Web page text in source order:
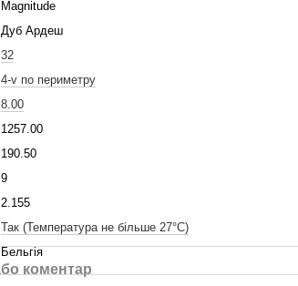
Magnitude
Дуб Ардеш
32
4-v по периметру
8.00
1257.00
190.50
9
2.155
Так (Температура не більше 27°C)
Бельгія
коментар